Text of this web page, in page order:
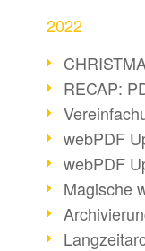
2022
RECAP:
webPDF
webPDF
Magische